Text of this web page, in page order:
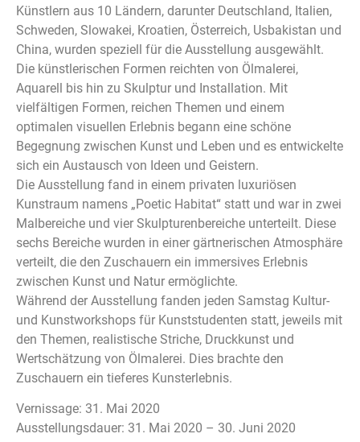
Künstlern aus 10 Ländern, darunter Deutschland, Italien,
Schweden, Slowakei, Kroatien, Österreich, Usbakistan und
China, wurden speziell für die Ausstellung ausgewählt.
Die künstlerischen Formen reichten von Ölmalerei,
Aquarell bis hin zu Skulptur und Installation. Mit
vielfältigen Formen, reichen Themen und einem
optimalen visuellen Erlebnis begann eine schöne
Begegnung zwischen Kunst und Leben und es entwickelte
sich ein Austausch von Ideen und Geistern.
Die Ausstellung fand in einem privaten luxuriösen
Kunstraum namens „Poetic Habitat“ statt und war in zwei
Malbereiche und vier Skulpturenbereiche unterteilt. Diese
sechs Bereiche wurden in einer gärtnerischen Atmosphäre
verteilt, die den Zuschauern ein immersives Erlebnis
zwischen Kunst und Natur ermöglichte.
Während der Ausstellung fanden jeden Samstag Kultur-
und Kunstworkshops für Kunststudenten statt, jeweils mit
den Themen, realistische Striche, Druckkunst und
Wertschätzung von Ölmalerei. Dies brachte den
Zuschauern ein tieferes Kunsterlebnis.
Vernissage: 31. Mai 2020
Ausstellungsdauer: 31. Mai 2020 – 30. Juni 2020